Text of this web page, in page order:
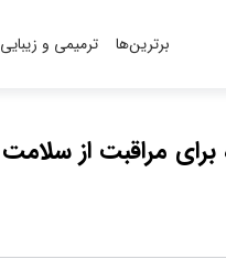
برترین‌ها ترمیمی و زیبایی